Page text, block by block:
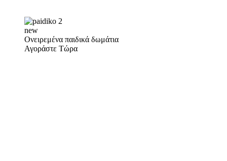
new
Ονειρεμένα παιδικά δωμάτια
Αγοράστε Τώρα